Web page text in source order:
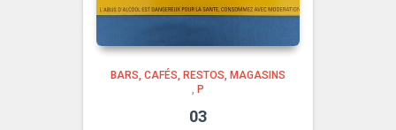
BARS, CAFÉS, RESTOS, MAGASINS
, P
03